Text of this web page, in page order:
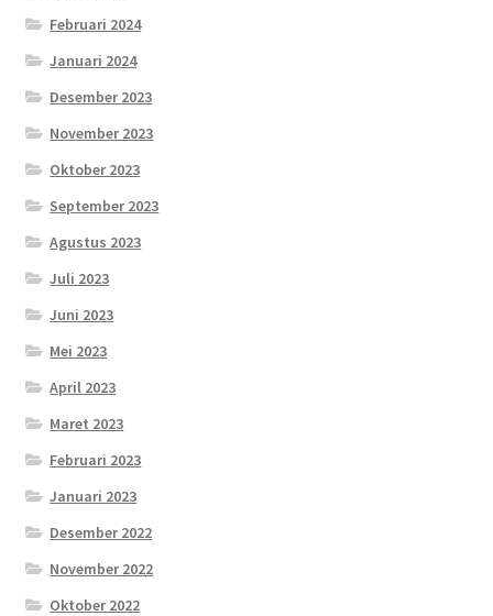
Februari 2024
Januari 2024
Desember 2023
November 2023
Oktober 2023
September 2023
Agustus 2023
Juli 2023
Juni 2023
Mei 2023
April 2023
Maret 2023
Februari 2023
Januari 2023
Desember 2022
November 2022
Oktober 2022